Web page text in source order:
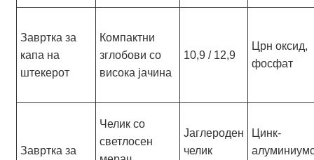
Завртка за
капа на
штекерот
Компактни
зглобови со
висока јачина
10,9 / 12,9
Црн оксид,
фосфат
Завртка за
Челик со
светлосен
Јаглероден
челик
Цинк-